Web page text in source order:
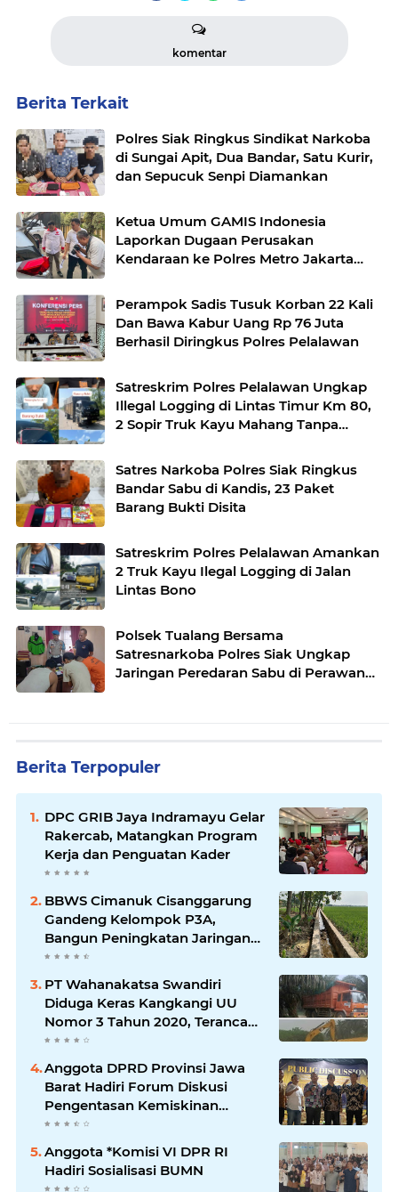
komentar
Berita Terkait
Polres Siak Ringkus Sindikat Narkoba
di Sungai Apit, Dua Bandar, Satu Kurir,
dan Sepucuk Senpi Diamankan
Ketua Umum GAMIS Indonesia
Laporkan Dugaan Perusakan
Kendaraan ke Polres Metro Jakarta
Perampok Sadis Tusuk Korban 22 Kali
Dan Bawa Kabur Uang Rp 76 Juta
Berhasil Diringkus Polres Pelalawan
Satreskrim Polres Pelalawan Ungkap
Illegal Logging di Lintas Timur Km 80,
2 Sopir Truk Kayu Mahang Tanpa
Satres Narkoba Polres Siak Ringkus
Bandar Sabu di Kandis, 23 Paket
Barang Bukti Disita
Satreskrim Polres Pelalawan Amankan
2 Truk Kayu Ilegal Logging di Jalan
Lintas Bono
Polsek Tualang Bersama
Satresnarkoba Polres Siak Ungkap
Jaringan Peredaran Sabu di Perawang,
Berita Terpopuler
DPC GRIB Jaya Indramayu Gelar
Rakercab, Matangkan Program
Kerja dan Penguatan Kader
BBWS Cimanuk Cisanggarung
Gandeng Kelompok P3A,
Bangun Peningkatan Jaringan
Irigasi untuk Dukung
Ketahanan Pangan
PT Wahanakatsa Swandiri
Diduga Keras Kangkangi UU
Nomor 3 Tahun 2020, Terancam
Pidana Dan Denda
Anggota DPRD Provinsi Jawa
Barat Hadiri Forum Diskusi
Pengentasan Kemiskinan
Bersama LPK Trisakti
Anggota *Komisi VI DPR RI
Hadiri Sosialisasi BUMN